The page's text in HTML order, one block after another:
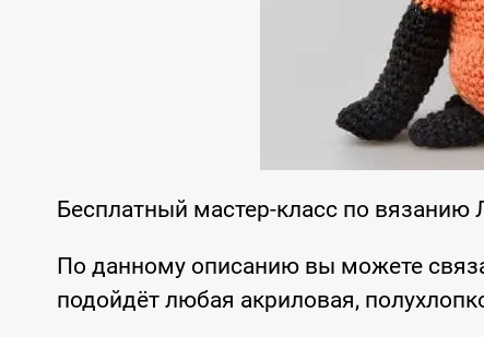
Бесплатный мастер-класс по
По данному описанию вы можете
подойдёт любая акриловая,